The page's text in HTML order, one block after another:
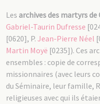
Les archives des martyrs de
Gabriel-Taurin Dufresse
[0620], P. Jean-Pierre Néel
Martin Moyë [0235]). Ces
ensembles : copie de
missionnaires (avec leurs
du Séminaire, leur famille,
religieuses avec qui ils